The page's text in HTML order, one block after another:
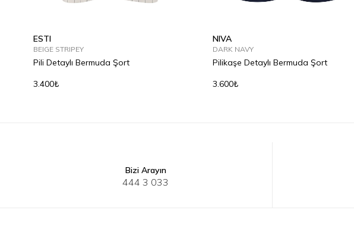
ESTI
BEIGE STRIPEY
Pili Detaylı Bermuda Şort
3.400₺
NIVA
DARK NAVY
Pilikaşe Detaylı Bermuda Şort
3.600₺
Bizi Arayın
444 3 033